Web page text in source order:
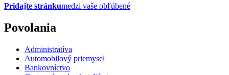
Pridajte stránkumedzi vaše obľúbené
Povolania
Administratíva
Automobilový priemysel
Bankovníctvo